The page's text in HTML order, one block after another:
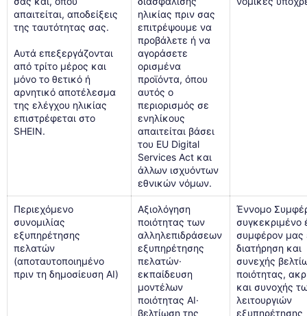
απαιτείται, αποδείξεις
της ταυτότητας σας.
Αυτά επεξεργάζονται
από τρίτο μέρος και
μόνο το θετικό ή
αρνητικό αποτέλεσμα
της ελέγχου ηλικίας
επιστρέφεται στο
SHEIN.
ηλικίας πριν σας
επιτρέψουμε να
προβάλετε ή να
αγοράσετε
ορισμένα
προϊόντα, όπου
αυτός ο
περιορισμός σε
ενηλίκους
απαιτείται βάσει
του EU Digital
Services Act και
άλλων ισχυόντων
εθνικών νόμων.
Περιεχόμενο
συνομιλίας
εξυπηρέτησης
πελατών
(αποταυτοποιημένο
πριν τη δημοσίευση AI)
Αξιολόγηση
ποιότητας των
αλληλεπιδράσεων
εξυπηρέτησης
πελατών·
εκπαίδευση
μοντέλων
ποιότητας AI·
βελτίωση της
Έννομο
συγκεκριμένο
συμφέρον μας
διατήρηση και
συνεχής
ποιότητας,
και συνοχής
λειτουργιών
εξυπηρέτησης